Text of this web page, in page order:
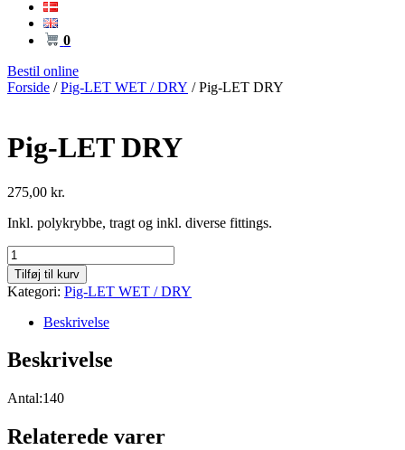
0
Bestil online
Forside /Pig-LET WET / DRY / Pig-LET DRY
Pig-LET DRY
275,00 kr.
Inkl. polykrybbe, tragt og inkl. diverse fittings.
Pig-
LET
DRY
antal
Tilføj til kurv
Kategori: Pig-LET WET / DRY
Beskrivelse
Beskrivelse
Antal:140
Relaterede varer